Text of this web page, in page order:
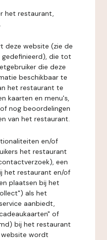
het restaurant,
.
deze website (zie de
gedefinieerd), die tot
die deze
beschikbaar te
het restaurant te
kaarten en menu's,
nog beoordelingen
van het restaurant.
en/of
het restaurant
een
het restaurant en/of
plaatsen bij het
als het
aanbiedt,
of
bij het restaurant
wordt